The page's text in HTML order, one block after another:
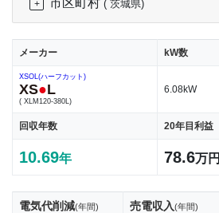
( 茨城県)
メーカー kW数
XSOL(ハーフカット)
XS●L
( XLM120-380L)
6.08kW
回収年数 20年目利益
10.69年 78.6万円
電気代削減(年間) 売電収入(年間)